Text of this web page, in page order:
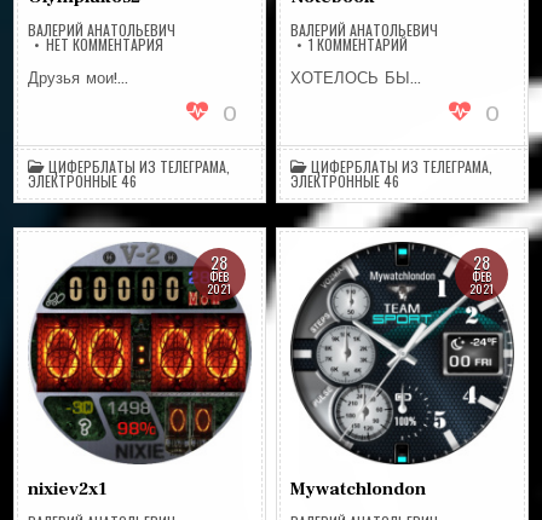
ВАЛЕРИЙ АНАТОЛЬЕВИЧ
НЕТ КОММЕНТАРИЯНА
Друзья мои!…
0
ЦИФЕРБЛАТЫ ИЗ ТЕЛЕГРАМА
ЭЛЕКТРОННЫЕ 46
ВАЛЕРИЙ АНАТОЛЬЕВИЧ
1 КОММЕНТАРИЙК
NOTEBOOK
ХОТЕЛОСЬ БЫ…
0
ЦИФЕРБЛАТЫ ИЗ ТЕЛЕГРАМА
ЭЛЕКТРОННЫЕ 46
28
ФЕВ
2021
nixiev2x1
28
ФЕВ
2021
Mywatchlondon